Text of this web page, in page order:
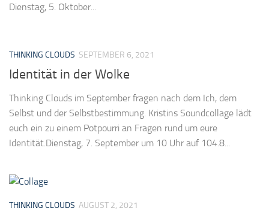
Dienstag, 5. Oktober...
THINKING CLOUDS SEPTEMBER 6, 2021
Identität in der Wolke
Thinking Clouds im September fragen nach dem Ich, dem
Selbst und der Selbstbestimmung. Kristins Soundcollage lädt
euch ein zu einem Potpourri an Fragen rund um eure
Identität.Dienstag, 7. September um 10 Uhr auf 104.8...
THINKING CLOUDS AUGUST 2, 2021